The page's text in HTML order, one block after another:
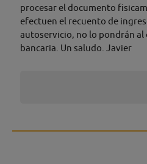
procesar el documento
efectuen el recuento de
autoservicio, no lo pondrán al
bancaria. Un saludo. Javier